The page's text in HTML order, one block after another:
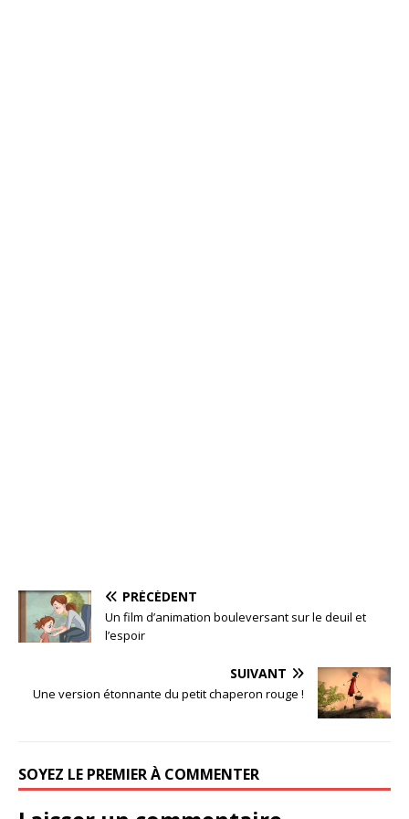
PRÉCÉDENT
Un film d’animation bouleversant sur le deuil et
l’espoir
SUIVANT
Une version étonnante du petit chaperon rouge !
SOYEZ LE PREMIER À COMMENTER